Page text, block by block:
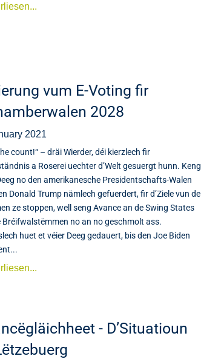
vum E-Voting fir
2028
2021
count!“ – dräi Wierder, déi kierzlech fir
a Roserei uechter d’Welt gesuergt hunn. Keng
no den amerikanesche Presidentschafts-Walen
Donald Trump nämlech gefuerdert, fir d’Ziele vun de
ze stoppen, well seng Avance an de Swing States
Bréifwalstëmmen no an no geschmolt ass.
huet et véier Deeg gedauert, bis den Joe Biden
- D’Situatioun